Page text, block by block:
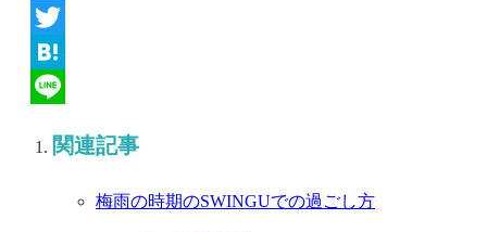
Facebook
Twitter
Hatena
関連記事
梅雨の時期のSWINGUでの過ごし方